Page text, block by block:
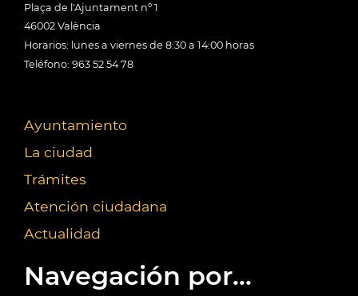
Plaça de l'Ajuntament nº 1
46002 València
Horarios: lunes a viernes de 8:30 a 14:00 horas
Teléfono: 963 52 54 78
Ayuntamiento
La ciudad
Trámites
Atención ciudadana
Actualidad
Navegación por...